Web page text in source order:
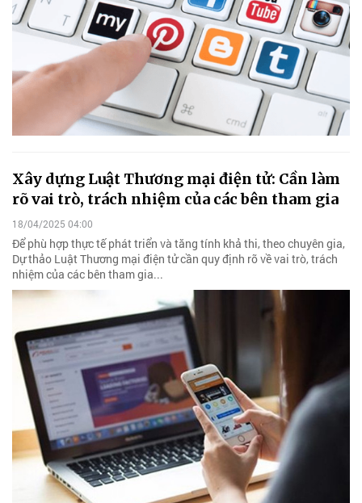
Xây dựng Luật Thương mại điện tử: Cần làm
rõ vai trò, trách nhiệm của các bên tham gia
18/04/2025 04:00
Để phù hợp thực tế phát triển và tăng tính khả thi, theo chuyên gia,
Dự thảo Luật Thương mại điện tử cần quy định rõ về vai trò, trách
nhiệm của các bên tham gia...